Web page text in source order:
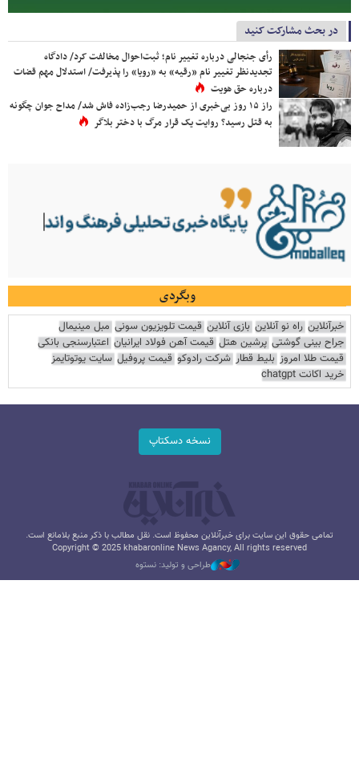
در بحث مشارکت کنید
رأی جنجالی درباره تغییر نام؛ ثبت‌احوال مخالفت کرد/ دادگاه
تجدیدنظر تغییر نام «رقیه» به «رویا» را پذیرفت/ استدلال مهم قضات
درباره حق هویت
راز ۱۵ روز بی‌خبری از حمیدرضا رجب‌زاده فاش شد/ مداح جوان چگونه
به قتل رسید؟ روایت یک قرار مرگ با دختر بلاگر
وبگردی
خبرآنلاین راه نو آنلاین بازی آنلاین قیمت تلویزیون سونی مبل مینیمال
جراح بینی گوشتی پرشین هتل قیمت آهن فولاد ایرانیان اعتبارسنجی بانکی
قیمت طلا امروز بلیط قطار شرکت رادوکو قیمت پروفیل سایت یوتوتایمز
خرید اکانت chatgpt
نسخه دسکتاپ
تمامی حقوق این سایت برای خبرآنلاین محفوظ است. نقل مطالب با ذکر منبع بلامانع است.
Copyright © 2025 khabaronline News Agancy, All rights reserved
طراحی و تولید: نستوه